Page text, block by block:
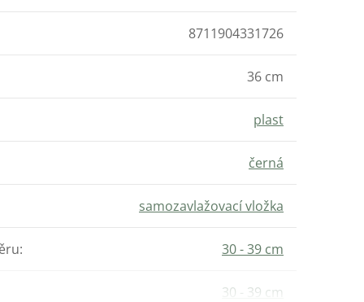
8711904331726
36 cm
plast
černá
samozavlažovací vložka
: 30 - 39 cm
30 - 39 cm